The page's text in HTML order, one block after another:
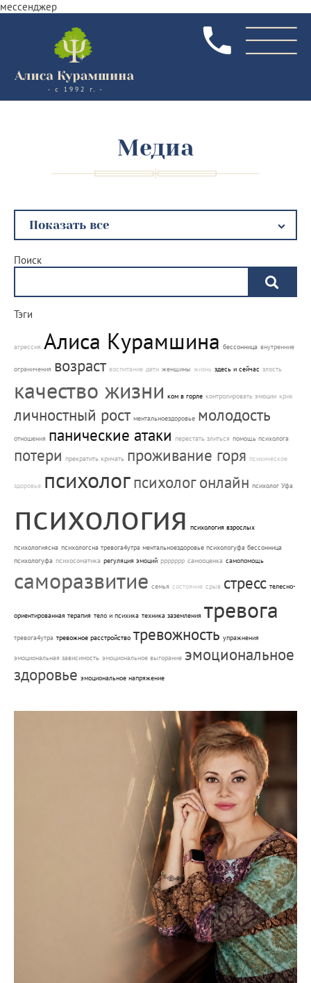
мессенджер
Медиа
Поиск
Тэги
агрессия Алиса Курамшина бессонница внутренние
ограничения возраст воспитание дети женщины жизнь здесь и сейчас злость
качество жизни ком в горле контролировать эмоции крик
личностный рост ментальноездоровье молодость
отношения панические атаки перестать злиться помощь психолога
потери прекратить кричать проживание горя психическое
здоровье психологпсихолог онлайн психолог Уфа
психология психология взрослых
психологиясна психологсна тревога4утра ментальноездоровье психологуфа бессонница
психологуфа психосоматика регуляция эмоций ррррррр самооценка самопомощь
саморазвитие семья состояние срыв стресс телесно-
ориентированная терапия тело и психика техника заземления тревога
тревога4утра тревожное расстройство тревожность упражнения
эмоциональная зависимость эмоциональное выгорание эмоциональное
здоровье эмоциональное напряжение